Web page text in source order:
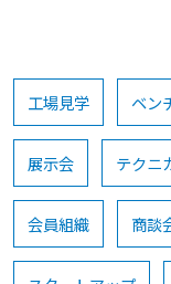
工場見学 ベン
展示会 テクニ
会員組織 商談